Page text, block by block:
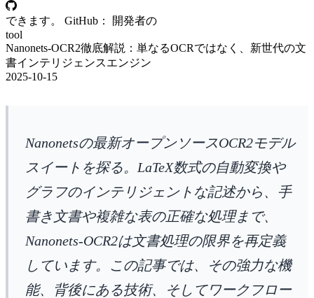
できます。 GitHub： 開発者の
tool
Nanonets-OCR2徹底解説：単なるOCRではなく、新世代の文
書インテリジェンスエンジン
2025-10-15
Nanonetsの最新オープンソースOCR2モデル
スイートを探る。LaTeX数式の自動変換や
グラフのインテリジェントな記述から、手
書き文書や複雑な表の正確な処理まで、
Nanonets-OCR2は文書処理の限界を再定義
しています。この記事では、その強力な機
能、背後にある技術、そしてワークフロー